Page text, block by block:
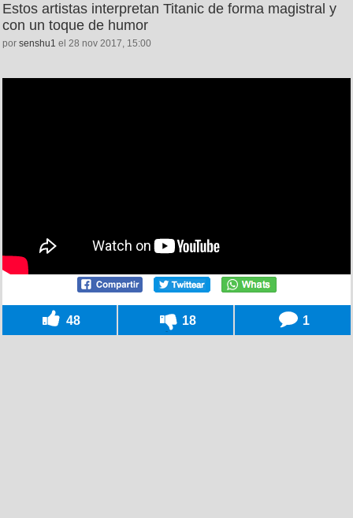
Estos artistas interpretan Titanic de forma magistral y
con un toque de humor
por senshu1 el 28 nov 2017, 15:00
48 18 1